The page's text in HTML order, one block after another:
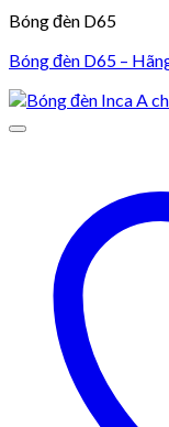
Bóng đèn D65
Bóng đèn D65 –